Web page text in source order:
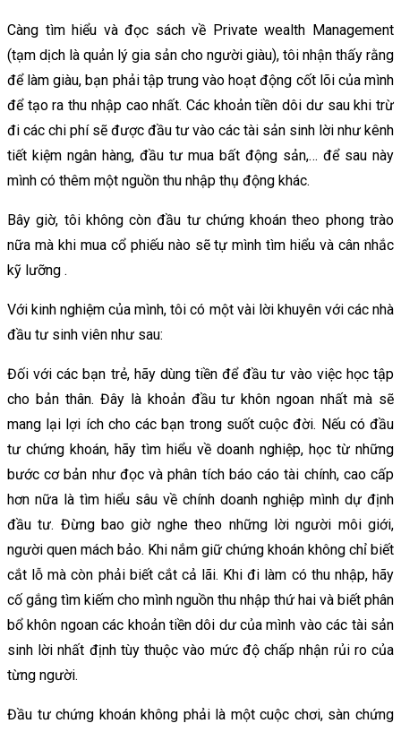
Càng tìm hiểu và đọc sách về Private wealth Management
(tạm dịch là quản lý gia sản cho người giàu), tôi nhận thấy rằng
để làm giàu, bạn phải tập trung vào hoạt động cốt lõi của mình
để tạo ra thu nhập cao nhất. Các khoản tiền dôi dư sau khi trừ
đi các chi phí sẽ được đầu tư vào các tài sản sinh lời như kênh
tiết kiệm ngân hàng, đầu tư mua bất động sản,… để sau này
mình có thêm một nguồn thu nhập thụ động khác.
Bây giờ, tôi không còn đầu tư chứng khoán theo phong trào
nữa mà khi mua cổ phiếu nào sẽ tự mình tìm hiểu và cân nhắc
kỹ lưỡng .
Với kinh nghiệm của mình, tôi có một vài lời khuyên với các nhà
đầu tư sinh viên như sau:
Đối với các bạn trẻ, hãy dùng tiền để đầu tư vào việc học tập
cho bản thân. Đây là khoản đầu tư khôn ngoan nhất mà sẽ
mang lại lợi ích cho các bạn trong suốt cuộc đời. Nếu có đầu
tư chứng khoán, hãy tìm hiểu về doanh nghiệp, học từ những
bước cơ bản như đọc và phân tích báo cáo tài chính, cao cấp
hơn nữa là tìm hiểu sâu về chính doanh nghiệp mình dự định
đầu tư. Đừng bao giờ nghe theo những lời người môi giới,
người quen mách bảo. Khi nắm giữ chứng khoán không chỉ biết
cắt lỗ mà còn phải biết cắt cả lãi. Khi đi làm có thu nhập, hãy
cố gắng tìm kiếm cho mình nguồn thu nhập thứ hai và biết phân
bổ khôn ngoan các khoản tiền dôi dư của mình vào các tài sản
sinh lời nhất định tùy thuộc vào mức độ chấp nhận rủi ro của
từng người.
Đầu tư chứng khoán không phải là một cuộc chơi, sàn chứng